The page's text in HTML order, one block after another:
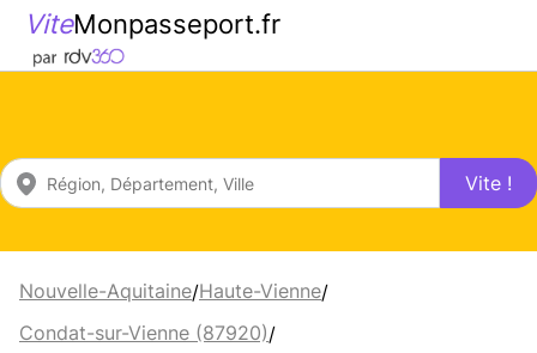
ViteMonpasseport.fr
Vite !
Nouvelle-Aquitaine/Haute-Vienne/
Condat-sur-Vienne (87920)/